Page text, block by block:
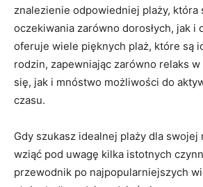
znalezienie odpowiedniej ‌plaży, która
oczekiwania zarówno dorosłych, jak i
oferuje wiele pięknych plaż, które są
rodzin, zapewniając zarówno relaks
się, jak ‍i ‍mnóstwo możliwości do
czasu.
Gdy szukasz idealnej plaży dla swojej
wziąć pod‌ uwagę kilka istotnych
przewodnik po najpopularniejszych